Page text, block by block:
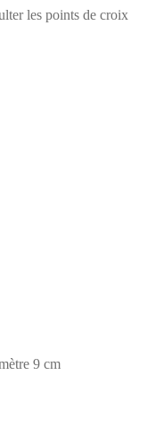
les points de croix
9 cm